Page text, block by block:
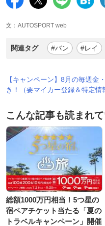
文：AUTOSPORT web
関連タグ #バン #レイ
【キャンペーン】8月の毎週金
き！（要マイカー登録＆特定情
こんな記事も読まれ
総額1000万円相当！5つ星の
宿ペアチケット当たる「夏の
トラベルキャンペーン」開催